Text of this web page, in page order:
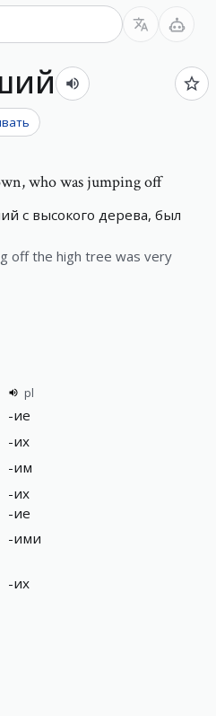
who was jumping off
с высокого дерева, был
off the high tree was very
pl
-ие
-их
-им
-их
-ие
-ими
-их